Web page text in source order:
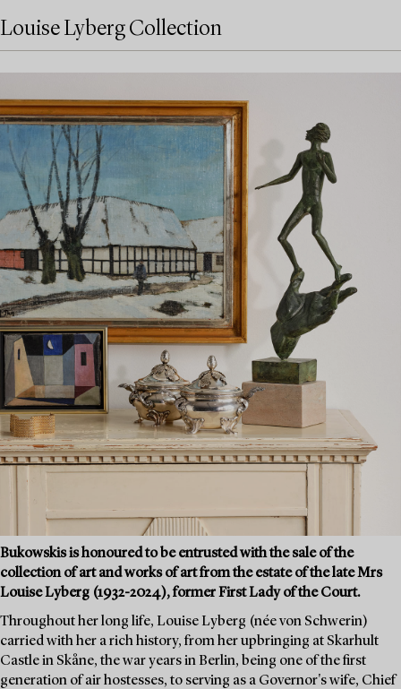
Louise Lyberg Collection
Bukowskis is honoured to be entrusted with the sale of the
collection of art and works of art from the estate of the late Mrs
Louise Lyberg (1932-2024), former First Lady of the Court.
Throughout her long life, Louise Lyberg (née von Schwerin)
carried with her a rich history, from her upbringing at Skarhult
Castle in Skåne, the war years in Berlin, being one of the first
generation of air hostesses, to serving as a Governor's wife, Chief